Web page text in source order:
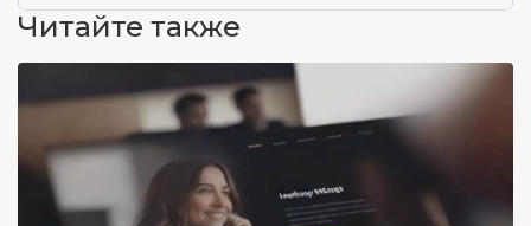
Читайте также